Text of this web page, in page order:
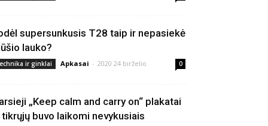
supersunkusis T28 taip ir nepasiekė
lauko?
ir ginklai Apkasai - 2020 24 birželio 0
„Keep calm and carry on“ plakatai
tikrųjų buvo laikomi nevykusiais